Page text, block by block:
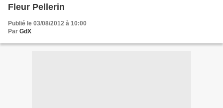
Fleur Pellerin
Publié le 03/08/2012 à 10:00
Par GdX